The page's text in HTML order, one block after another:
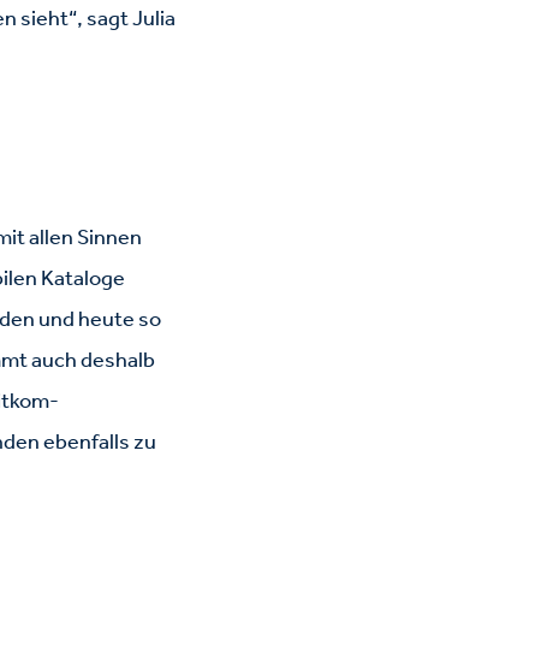
sieht“, sagt Julia
allen Sinnen
Kataloge
und heute so
auch deshalb
ebenfalls zu